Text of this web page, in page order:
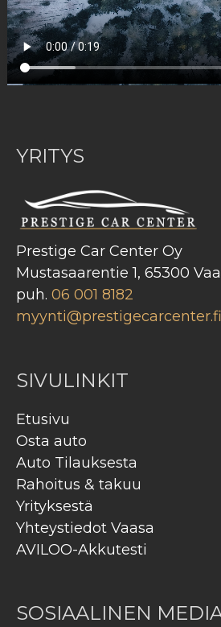
YRITYS
Prestige Car Center Oy
Mustasaarentie 1, 65300
puh. 06 001 8182
myynti@prestigecarcenter.fi
SIVULINKIT
Etusivu
Osta auto
Auto Tilauksesta
Rahoitus & takuu
Yrityksestä
Yhteystiedot Vaasa
AVILOO-Akkutesti
SOSIAALINEN